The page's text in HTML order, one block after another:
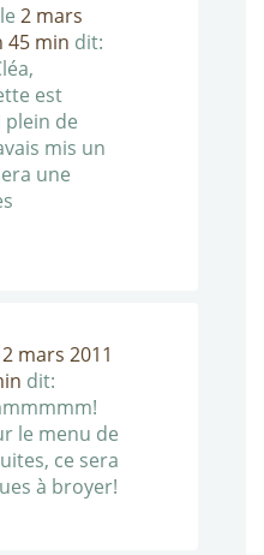
le 2 mars
45 min dit:
est
plein de
mis un
une
2 mars 2011
dit:
le menu de
ce sera
à broyer!